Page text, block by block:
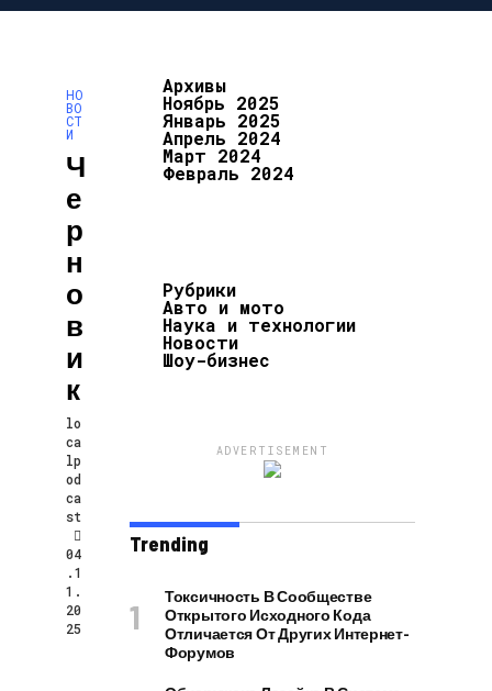
НО
ВО
СТ
И
Ч
Е
Р
Н
О
В
И
К
lo
ca
lp
od
ca
st
04
.1
1.
20
25
Архивы
Ноябрь 2025
Январь 2025
Апрель 2024
Март 2024
Февраль 2024
Рубрики
Авто и мото
Наука и технологии
Новости
Шоу-бизнес
ADVERTISEMENT
Trending
Токсичность В Сообществе
Открытого Исходного Кода
Отличается От Других Интернет-
Форумов